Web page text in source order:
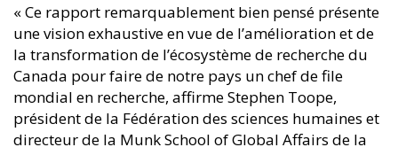
« Ce rapport remarquablement bien pensé présente
une vision exhaustive en vue de l’amélioration et de
la transformation de l’écosystème de recherche du
Canada pour faire de notre pays un chef de file
mondial en recherche, affirme Stephen Toope,
président de la Fédération des sciences humaines et
directeur de la Munk School of Global Affairs de la